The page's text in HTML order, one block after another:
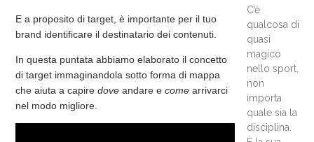
E a proposito ditarget , è importante per il tuo
brand identificare il destinatario dei contenuti.
In questa puntata abbiamo elaborato il concetto
di target immaginandola sotto forma di mappa
che aiuta a capiredove andare ecome arrivarci
nel modo migliore.
C’è
qualcosa di
quasi
magico
nello sport,
non
importa
quale sia la
disciplina.